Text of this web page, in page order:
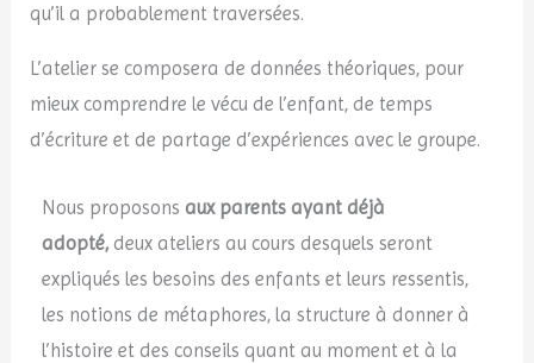
qu’il a probablement traversées.
L’atelier se composera de données théoriques, pour
mieux comprendre le vécu de l’enfant, de temps
d’écriture et de partage d’expériences avec le groupe.
Nous proposons aux parents ayant déjà
adopté,deux ateliers au cours desquels seront
expliqués les besoins des enfants et leurs ressentis,
les notions de métaphores, la structure à donner à
l’histoire et des conseils quant au moment et à la